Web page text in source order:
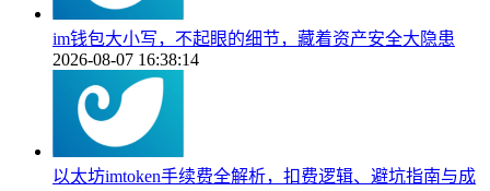
im钱包大小写，不起眼的细节，藏着资产安全大隐患
2026-08-07 16:38:14
以太坊imtoken手续费全解析，扣费逻辑、避坑指南与成